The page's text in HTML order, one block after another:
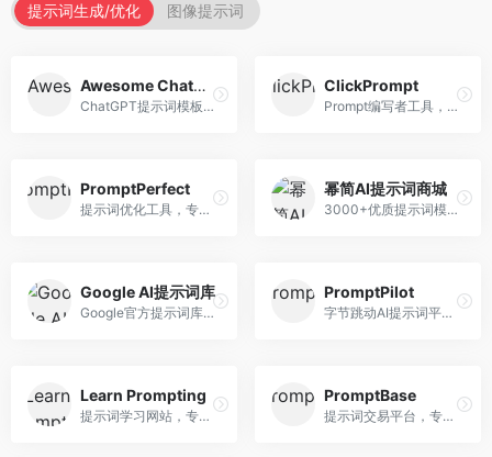
提示词生成/优化 图像提示词
Awesome ChatGPT Prompts
ChatGPT提示词模板库，专注于实用提示词收集。面向ChatGPT用户，提供提示词模板、使用场景、效果展示等资源，模板实用性强。
ClickPrompt
Prompt编写者工具，专注于提示词创作辅助。面向提示词创作者，提供提示词编辑、测试、分享等服务，创作工具完善。
PromptPerfect
提示词优化工具，专注于提示词质量提升。面向AI用户，提供提示词优化、效果测试、版本对比等服务，提示词优化专业。
幂简AI提示词商城
3000+优质提示词模板平台，专注于中文提示词。面向中文AI用户，提供提示词模板、分类检索、一键使用等服务，中文提示词丰富。
Google AI提示词库
Google官方提示词库，专注于Gemini模型优化。面向开发者，提供官方提示词指南、最佳实践、示例代码等资源，权威性强。
PromptPilot
字节跳动AI提示词平台，专注于提示词优化与管理。面向AI用户，提供提示词优化、效果测试、团队协作等服务，企业级功能完善。
Learn Prompting
提示词学习网站，专注于提示词工程教育。面向AI学习者，提供提示词教程、最佳实践、案例研究等资源，教学内容系统。
PromptBase
提示词交易平台，专注于高质量提示词买卖。面向AI创作者，提供提示词交易、模板购买、创作者收益等服务，提示词质量高。